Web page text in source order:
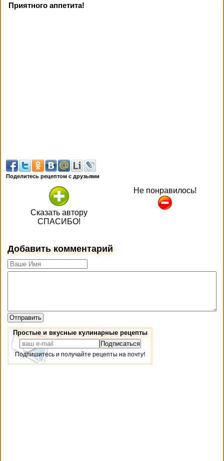
Приятного аппетита!
Поделитесь рецептом с друзьями
Сказать автору
СПАСИБО!
Не понравилось!
Добавить комментарий
Простые и вкусные кулинарные рецепты
Подпишитесь и получайте рецепты на почту!